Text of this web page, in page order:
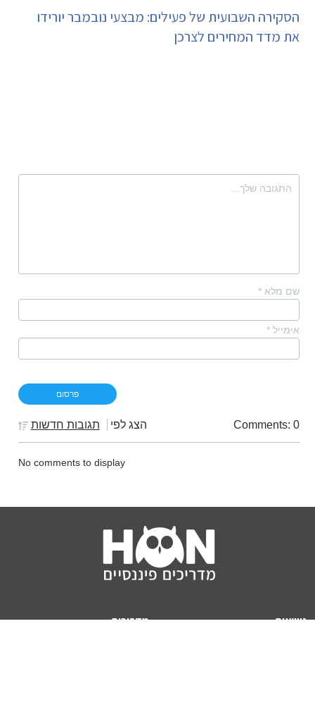
הסקירה השבועית של פעילים: מבצעי נובמבר יורידו
את מדד המחירים לצרכן
שם מלא *
אימייל *
Comments: 0 הצג לפי תגובות חדשות
No comments to display
נושאים
מדריכים